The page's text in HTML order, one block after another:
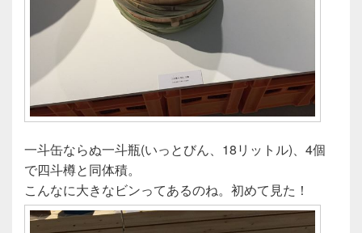
一斗缶ならぬ一斗瓶(いっとびん、18リットル)、4個
で四斗樽と同体積。
こんなに大きなビンってあるのね。初めて見た！